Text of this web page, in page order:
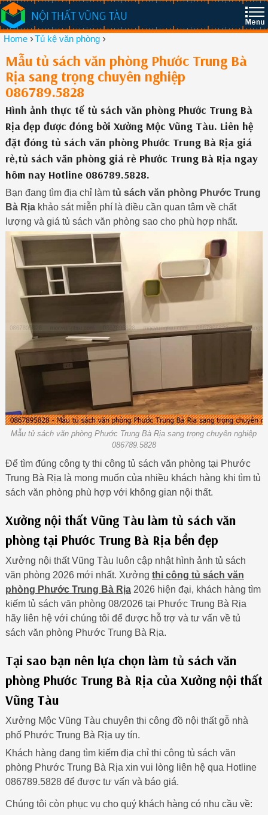
NỘI THẤT VŨNG TÀU
Home ›Tủ kệ văn phòng ›
Mẫu tủ sách văn phòng Phước Trung Bà
Rịa sang trọng chuyên nghiệp
086789.5828
Hình ảnh thực tế tủ sách văn phòng Phước Trung Bà
Rịa đẹp được đóng bởi Xưởng Mộc Vũng Tàu. Liên hệ
đặt đóng tủ sách văn phòng Phước Trung Bà Rịa giá
rẻ,tủ sách văn phòng giá rẻ Phước Trung Bà Rịa ngay
hôm nay Hotline 086789.5828.
Bạn đang tìm địa chỉ làm tủ sách văn phòng Phước Trung
Bà Rịakhảo sát miễn phí là điều cần quan tâm về chất
lượng và giá tủ sách văn phòng sao cho phù hợp nhất.
Mẫu tủ sách văn phòng Phước Trung Bà Rịa sang trọng chuyên nghiệp
086789.5828
Để tìm đúng công ty thi công tủ sách văn phòng tại Phước
Trung Bà Rịa là mong muốn của nhiều khách hàng khi tìm tủ
sách văn phòng phù hợp với không gian nội thất.
Xưởng nội thất Vũng Tàu làm tủ sách văn
phòng tại Phước Trung Bà Rịa bền đẹp
Xưởng nội thất Vũng Tàu luôn cập nhật hình ảnh tủ sách
văn phòng 2026 mới nhất. Xưởng thi công tủ sách văn
phòng Phước Trung Bà Rịa2026 hiện đại, khách hàng tìm
kiếm tủ sách văn phòng 08/2026 tại Phước Trung Bà Rịa
hãy liên hệ với chúng tôi để được hỗ trợ và tư vấn về tủ
sách văn phòng Phước Trung Bà Rịa.
Tại sao bạn nên lựa chọn làm tủ sách văn
phòng Phước Trung Bà Rịa của Xưởng nội thất
Vũng Tàu
Xưởng Mộc Vũng Tàu chuyên thi công đồ nội thất gỗ nhà
phố Phước Trung Bà Rịa uy tín.
Khách hàng đang tìm kiếm địa chỉ thi công tủ sách văn
phòng Phước Trung Bà Rịa xin vui lòng liên hệ qua Hotline
086789.5828 để được tư vấn và báo giá.
Chúng tôi còn phục vụ cho quý khách hàng có nhu cầu về: